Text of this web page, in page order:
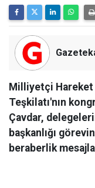
Milliyetçi Hareket
Teşkilatı'nın
Çavdar,
başkanlığı
beraberlik